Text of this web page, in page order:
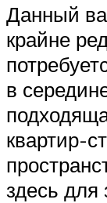
Данный
крайне
в
квартир-
здесь для